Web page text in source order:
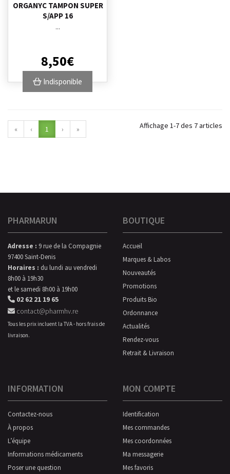
ORGANYC TAMPON SUPER
S/APP 16
...
8,50€
Indisponible
« ‹ 1 › » Affichage 1-7 des 7 articles
PHARMARUN
Adresse : 9 rue de la Compagnie
97400 Saint-Denis
Horaires : du lundi au vendredi
8h00 à 19h30
et le samedi 8h00 à 19h00
02 62 21 19 65
contact@pharmhv.re
Tous les prix incluent la TVA - hors frais de
livraison.
BOUTIQUE
Accueil
Marques & Labos
Nouveautés
Promotions
Produits Bio
Ordonnance
Actualités
Rendez-vous
Retrait & Livraison
INFORMATION
Contactez-nous
À propos
L’équipe
Informations médicaments
Poser une question
MON COMPTE
Identification
Mes commandes
Mes coordonnées
Ma messagerie
Mes favoris